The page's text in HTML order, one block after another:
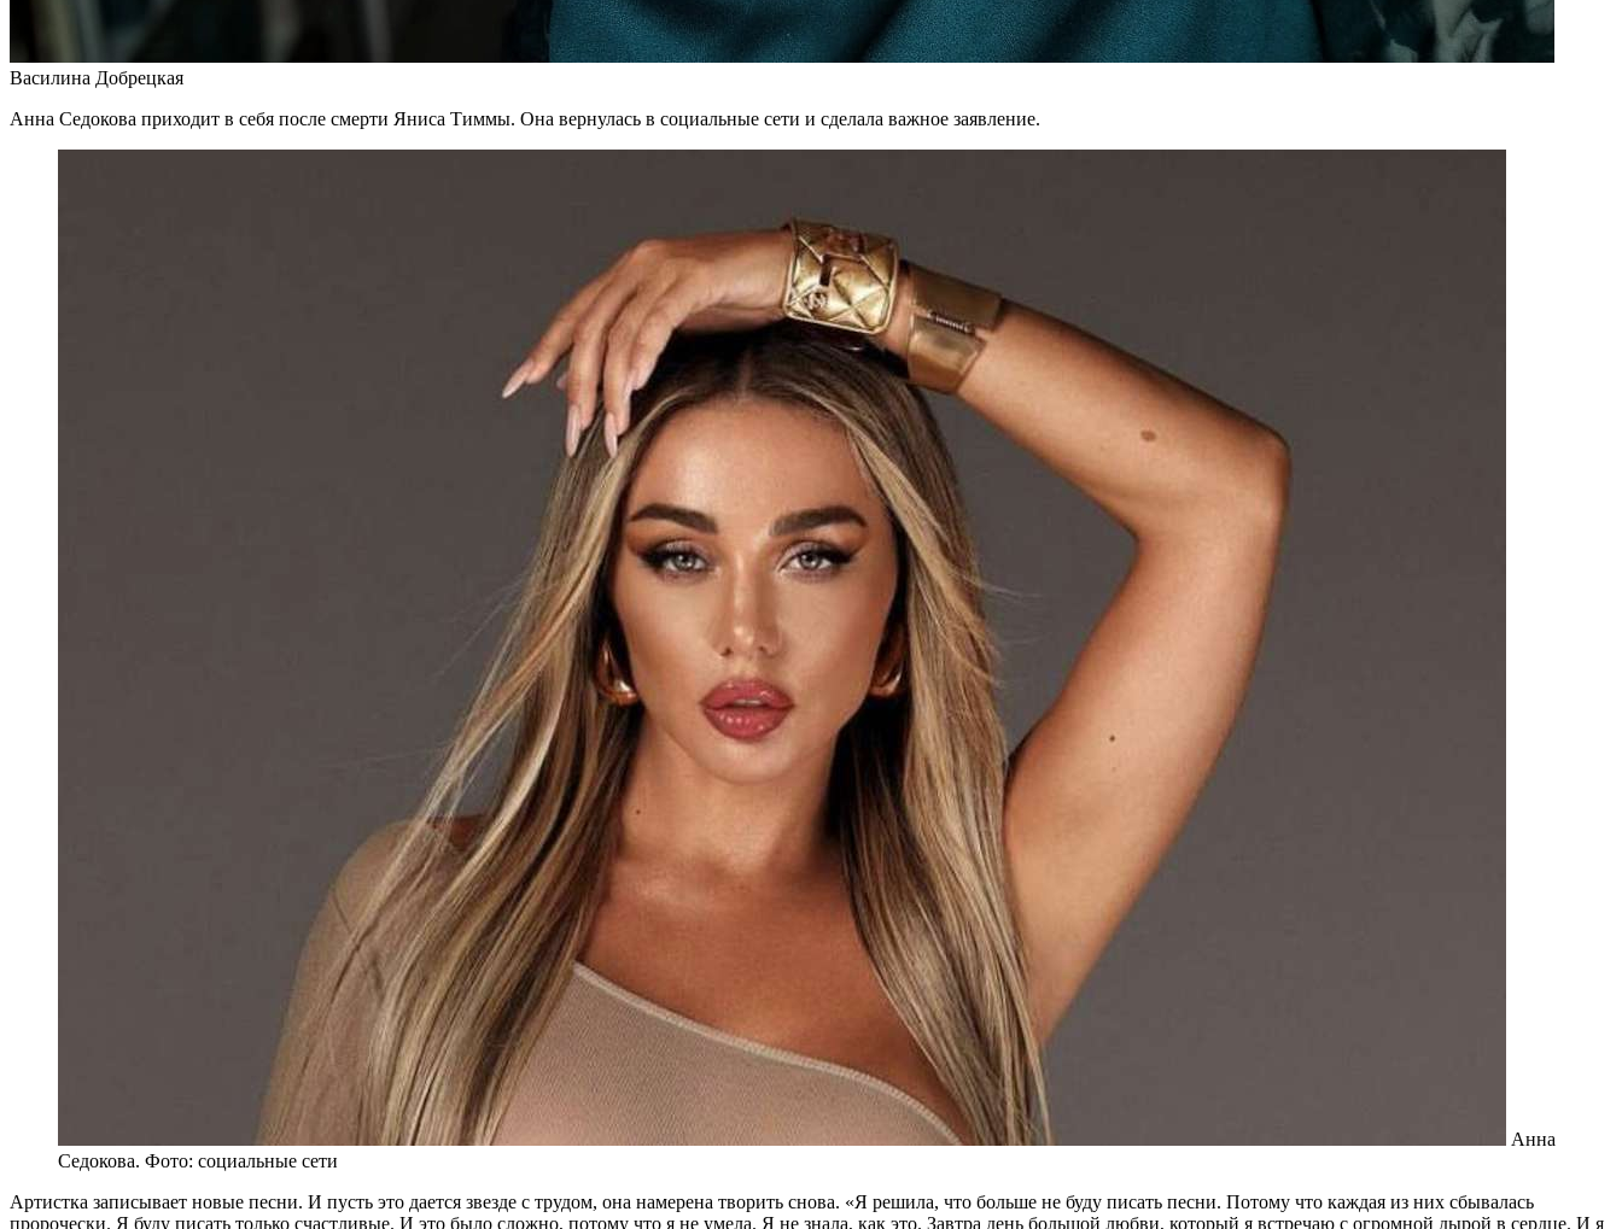
Василина Добрецкая
Анна Седокова приходит в себя после смерти Яниса Тиммы. Она вернулась в социальные сети и сделала важное заявление.
Анна
Седокова. Фото: социальные сети
Артистка записывает новые песни. И пусть это дается звезде с трудом, она намерена творить снова. «Я решила, что больше не буду писать песни. Потому что каждая из них сбывалась
пророчески. Я буду писать только счастливые. И это было сложно, потому что я не умела. Я не знала, как это. Завтра день большой любви, который я встречаю с огромной дырой в сердце. И я